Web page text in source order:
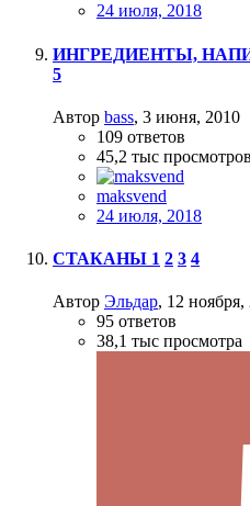
24 июля, 2018
ИНГРЕДИЕНТЫ,
5
Автор bass, 3 июня, 2010
109 ответов
45,2 тыс просмотров
maksvend
24 июля, 2018
СТАКАНЫ 1 2 3 4
Автор Эльдар, 12 ноября,
95 ответов
38,1 тыс просмотра